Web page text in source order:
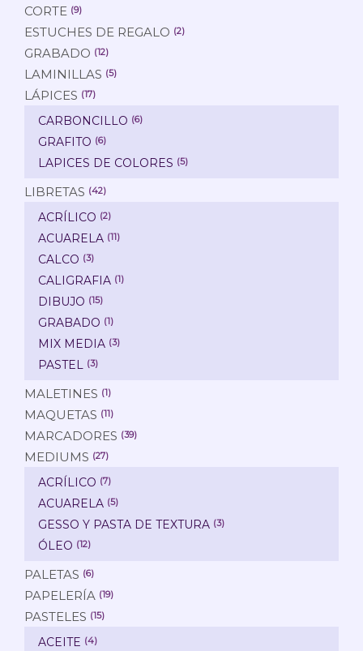
CORTE (9)
ESTUCHES DE REGALO (2)
GRABADO (12)
LAMINILLAS (5)
LÁPICES (17)
CARBONCILLO (6)
GRAFITO (6)
LAPICES DE COLORES (5)
LIBRETAS (42)
ACRÍLICO (2)
ACUARELA (11)
CALCO (3)
CALIGRAFIA (1)
DIBUJO (15)
GRABADO (1)
MIX MEDIA (3)
PASTEL (3)
MALETINES (1)
MAQUETAS (11)
MARCADORES (39)
MEDIUMS (27)
ACRÍLICO (7)
ACUARELA (5)
GESSO Y PASTA DE TEXTURA (3)
ÓLEO (12)
PALETAS (6)
PAPELERÍA (19)
PASTELES (15)
ACEITE (4)